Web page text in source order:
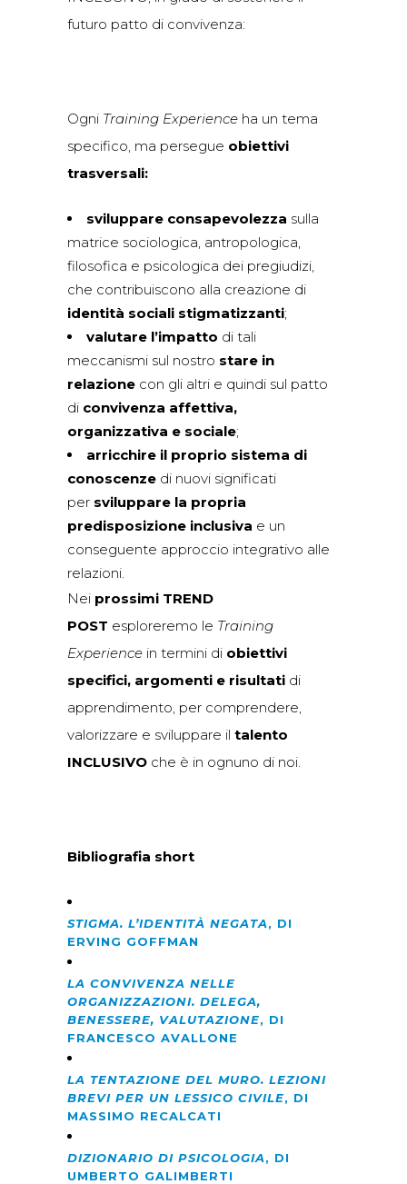
futuro patto di convivenza:
Ogni Training Experience ha un tema
specifico, ma persegue obiettivi
trasversali:
sviluppare consapevolezza sulla
matrice sociologica, antropologica,
filosofica e psicologica dei pregiudizi,
che contribuiscono alla creazione di
identità sociali stigmatizzanti;
valutare l’impatto di tali
meccanismi sul nostro stare in
relazione con gli altri e quindi sul patto
di convivenza affettiva,
organizzativa e sociale;
arricchire il proprio sistema di
conoscenze di nuovi significati
per sviluppare la propria
predisposizione inclusiva e un
conseguente approccio integrativo alle
relazioni.
Nei prossimi TREND
POST esploreremo le Training
Experience in termini di obiettivi
specifici, argomenti e risultati di
apprendimento, per comprendere,
valorizzare e sviluppare il talento
INCLUSIVO che è in ognuno di noi.
Bibliografia short
STIGMA. L’IDENTITÀ NEGATA, DI
ERVING GOFFMAN
LA CONVIVENZA NELLE
ORGANIZZAZIONI. DELEGA,
BENESSERE, VALUTAZIONE, DI
FRANCESCO AVALLONE
LA TENTAZIONE DEL MURO. LEZIONI
BREVI PER UN LESSICO CIVILE, DI
MASSIMO RECALCATI
DIZIONARIO DI PSICOLOGIA, DI
UMBERTO GALIMBERTI